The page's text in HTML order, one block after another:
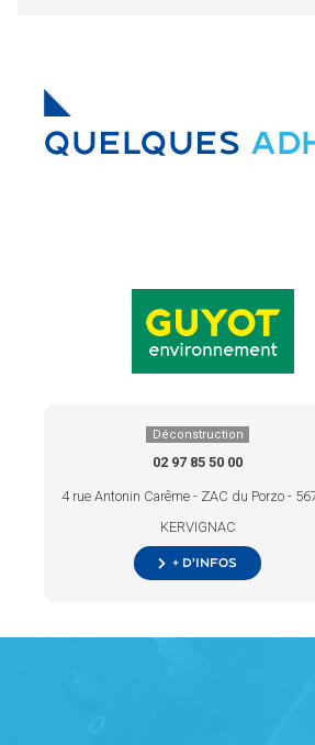
QUELQUES
Déconstruction
02 97 85 50 00
4 rue Antonin Carême - ZAC du Porzo -
KERVIGNAC
+ d’infos